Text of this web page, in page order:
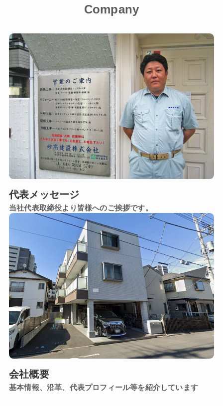
Company
代表メッセージ
当社代表取締役より皆様へのご挨拶です。
会社概要
基本情報、沿革、代表プロフィール等を紹介しています